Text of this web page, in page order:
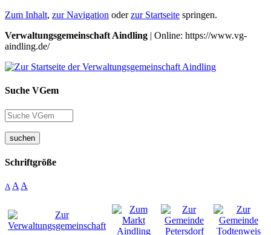
Zum Inhalt, zur Navigation oderzur Startseite springen.
Verwaltungsgemeinschaft Aindling | Online: https://www.vg-
aindling.de/
Suche VGem
suchen
Schriftgröße
A A A